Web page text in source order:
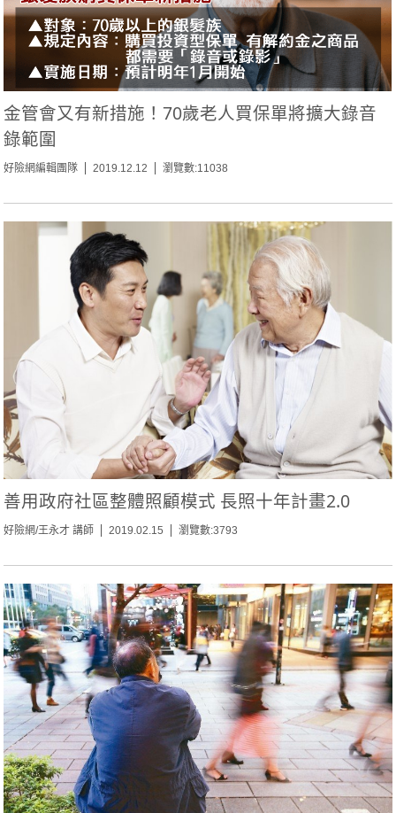
金管會又有新措施！70歲老人買保單將擴大錄音
錄範圍
好險網編輯團隊 2019.12.12 瀏覽數:11038
善用政府社區整體照顧模式 長照十年計畫2.0
好險網/王永才 講師 2019.02.15 瀏覽數:3793